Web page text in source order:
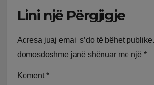
Lini një Përgjigje
Adresa juaj email s’do të bëhet publike.
domosdoshme janë shënuar me një *
Koment *